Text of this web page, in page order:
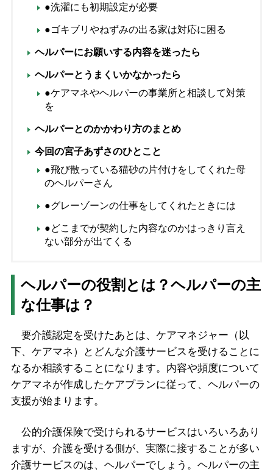
●洗濯にも初期設定が必要
●ゴキブリやねずみの出る家は対応に困る
ヘルパーにお願いする内容を迷ったら
ヘルパーとうまくいかなかったら
●ケアマネやヘルパーの事業所と相談して対策
を
ヘルパーとのかかわり方のまとめ
今回の宮子あずさのひとこと
●飛び散っている猫砂の片付けをしてくれた母
のヘルパーさん
●グレーゾーンの仕事をしてくれたときには
●どこまでが契約した内容なのかはっきり言え
ない部分が出てくる
ヘルパーの役割とは？ヘルパーの主
な仕事は？
要介護認定を受けたあとは、ケアマネジャー（以
下、ケアマネ）とどんな介護サービスを受けることに
なるか相談することになります。内容や頻度について
ケアマネが作成したケアプランに従って、ヘルパーの
支援が始まります。
公的介護保険で受けられるサービスはいろいろあり
ますが、介護を受ける側が、実際に接することが多い
介護サービスのは、ヘルパーでしょう。ヘルパーの主